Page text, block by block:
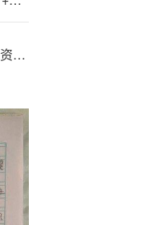
控股权“易主”;之际.，冠中生态募资账户资金突遭冻结